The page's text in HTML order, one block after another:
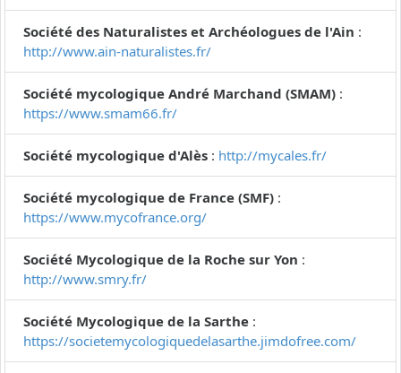
Société des Naturalistes et Archéologues de l'Ain :
http://www.ain-naturalistes.fr/
Société mycologique André Marchand (SMAM) :
https://www.smam66.fr/
Société mycologique d'Alès : http://mycales.fr/
Société mycologique de France (SMF) :
https://www.mycofrance.org/
Société Mycologique de la Roche sur Yon :
http://www.smry.fr/
Société Mycologique de la Sarthe :
https://societemycologiquedelasarthe.jimdofree.com/